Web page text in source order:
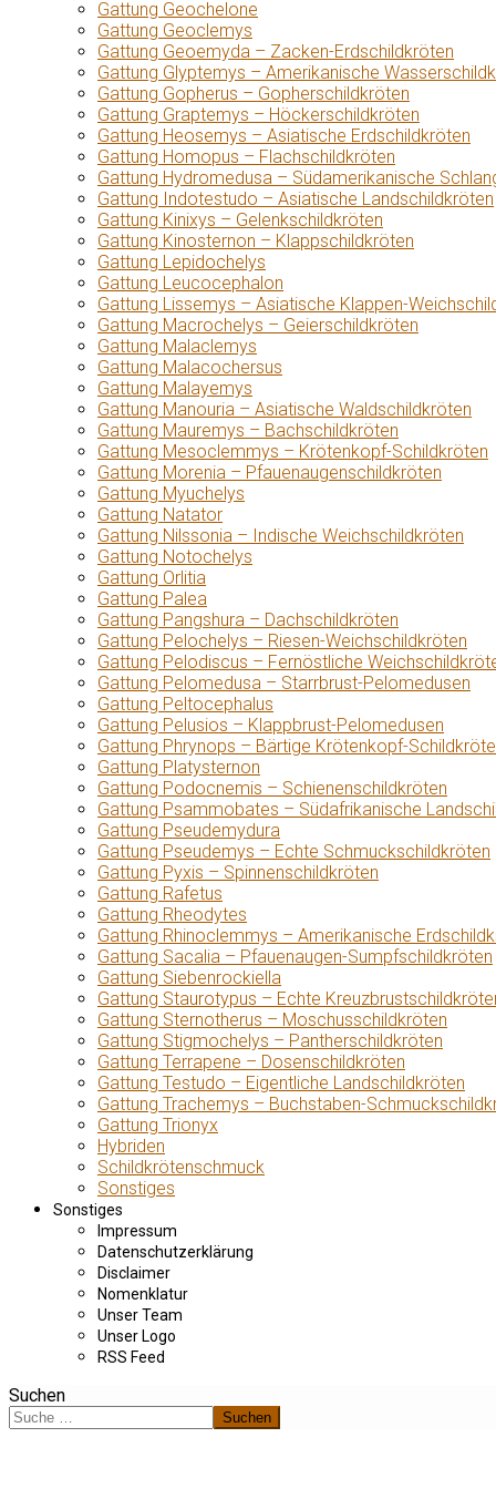
Gattung Geochelone
Gattung Geoclemys
Gattung Geoemyda – Zacken-Erdschildkröten
Gattung Glyptemys – Amerikanische
Gattung Gopherus – Gopherschildkröten
Gattung Graptemys – Höckerschildkröten
Gattung Heosemys – Asiatische Erdschildkröten
Gattung Homopus – Flachschildkröten
Gattung Hydromedusa – Südamerikanische
Gattung Indotestudo – Asiatische Landschildkröten
Gattung Kinixys – Gelenkschildkröten
Gattung Kinosternon – Klappschildkröten
Gattung Lepidochelys
Gattung Leucocephalon
Gattung Lissemys – Asiatische Klappen-
Gattung Macrochelys – Geierschildkröten
Gattung Malaclemys
Gattung Malacochersus
Gattung Malayemys
Gattung Manouria – Asiatische Waldschildkröten
Gattung Mauremys – Bachschildkröten
Gattung Mesoclemmys – Krötenkopf-Schildkröten
Gattung Morenia – Pfauenaugenschildkröten
Gattung Myuchelys
Gattung Natator
Gattung Nilssonia – Indische Weichschildkröten
Gattung Notochelys
Gattung Orlitia
Gattung Palea
Gattung Pangshura – Dachschildkröten
Gattung Pelochelys – Riesen-Weichschildkröten
Gattung Pelodiscus – Fernöstliche
Gattung Pelomedusa – Starrbrust-Pelomedusen
Gattung Peltocephalus
Gattung Pelusios – Klappbrust-Pelomedusen
Gattung Phrynops – Bärtige Krötenkopf-
Gattung Platysternon
Gattung Podocnemis – Schienenschildkröten
Gattung Psammobates – Südafrikanische
Gattung Pseudemydura
Gattung Pseudemys – Echte Schmuckschildkröten
Gattung Pyxis – Spinnenschildkröten
Gattung Rafetus
Gattung Rheodytes
Gattung Rhinoclemmys – Amerikanische
Gattung Sacalia – Pfauenaugen-Sumpfschildkröten
Gattung Siebenrockiella
Gattung Staurotypus – Echte
Gattung Sternotherus – Moschusschildkröten
Gattung Stigmochelys – Pantherschildkröten
Gattung Terrapene – Dosenschildkröten
Gattung Testudo – Eigentliche Landschildkröten
Gattung Trachemys – Buchstaben-
Gattung Trionyx
Hybriden
Schildkrötenschmuck
Sonstiges
Sonstiges
Impressum
Datenschutzerklärung
Disclaimer
Nomenklatur
Unser Team
Unser Logo
RSS Feed
Suchen
Suchen